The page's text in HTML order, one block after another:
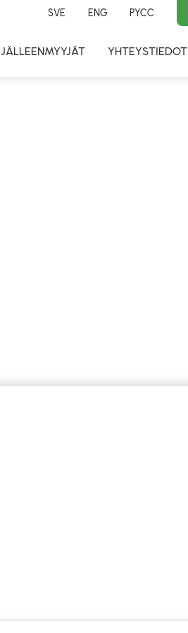
SVE ENG PYCC
JÄLLEENMYYJÄT YHTEYSTIEDOT